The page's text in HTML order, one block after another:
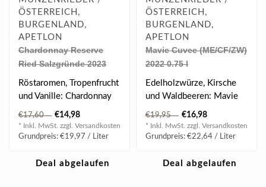
ÖSTERREICH,
BURGENLAND,
APETLON
Chardonnay Reserve
Ried Salzgründe 2023
0.75 l
Röstaromen, Tropenfrucht
und Vanille: Chardonnay
Reserve 2023 aus der
Ried Salz..
€17,60 €14,98
* Inkl. MwSt. zzgl. Versandkosten
Grundpreis: €19,97 / Liter
Deal abgelaufen
ÖSTERREICH,
BURGENLAND,
APETLON
Mavie Cuvee (ME/CF/ZW)
2022 0.75 l
Edelholzwürze, Kirsche
und Waldbeeren: Mavie
2022 aus der Ried
Salzgründe – ..
€19,95 €16,98
* Inkl. MwSt. zzgl. Versandkosten
Grundpreis: €22,64 / Liter
Deal abgelaufen